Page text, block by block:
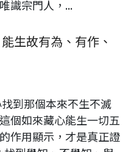
識宗門人，...
生故有為、有作、
到那個本來不生不滅
個如來藏心能生一切五
作用顯示，才是真正證